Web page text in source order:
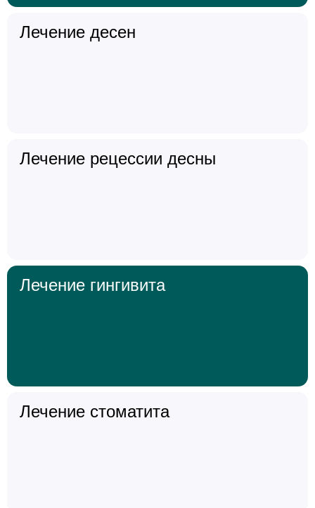
Лечение десен
Лечение гингивита
Лечение стоматита
Лечение рецессии десны